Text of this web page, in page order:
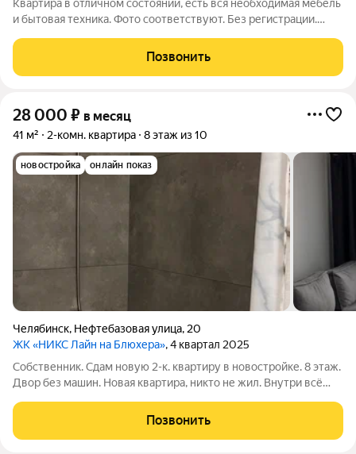
Квартира в отличном состоянии, есть вся необходимая мебель
и бытовая техника. Фото соответствуют. Без регистрации.
факту заселения с показом квартиры
Позвонить
28 000 ₽ в месяц
41 м² 2-комн. квартира 8 этаж из 10
новостройка онлайн показ
Челябинск, Нефтебазовая улица, 20
ЖК «НИКС Лайн на Блюхера», 4 квартал 2025
Собственник. Сдам новую 2-к. квартиру в новостройке. 8 этаж.
Двор без машин. Новая квартира, никто не жил. Внутри всё
шкаф, кухонный гарнитур, холодильник, плита, стиралка.
Большая
Позвонить